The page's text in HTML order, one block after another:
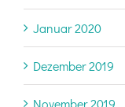
Januar 2020
Dezember 2019